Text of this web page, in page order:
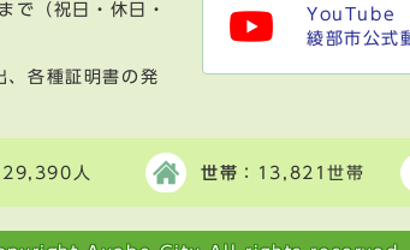
（祝日・休日・
、各種証明書の発
YouTube
綾部市公式
29,390人 世帯 ：13,821世帯